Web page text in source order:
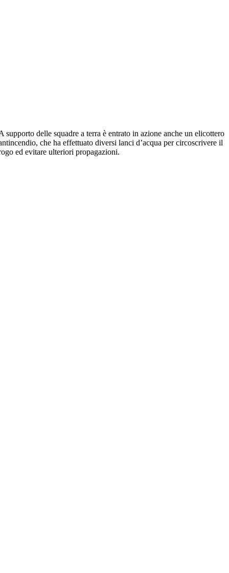
supporto delle squadre a terra è entrato in azione anche un elicottero
che ha effettuato diversi lanci d’acqua per circoscrivere il
ed evitare ulteriori propagazioni.